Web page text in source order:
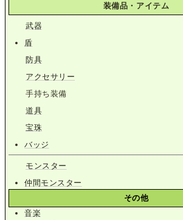
装備品・アイテム
武器
盾
防具
アクセサリー
手持ち装備
道具
宝珠
バッジ
モンスター
仲間モンスター
その他
音楽